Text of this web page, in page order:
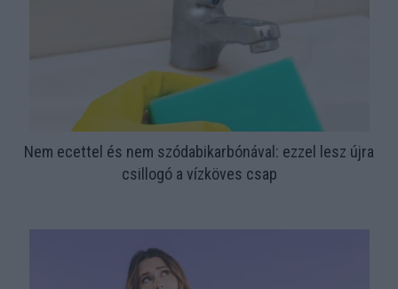
Nem ecettel és nem szódabikarbónával: ezzel lesz újra
csillogó a vízköves csap